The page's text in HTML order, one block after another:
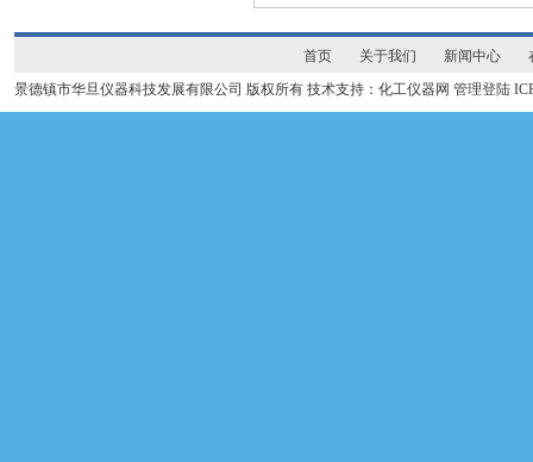
首页 关于我们 新闻中心
景德镇市华旦仪器科技发展有限公司 版权所有 技术支持：化工仪器网 管理登陆